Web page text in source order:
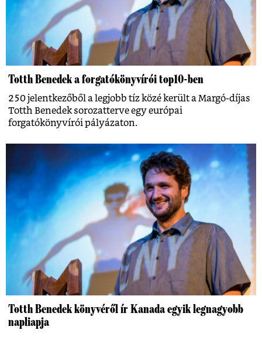
Totth Benedek a forgatókönyvírói top10-ben
250 jelentkezőből a legjobb tíz közé került a Margó-díjas
Totth Benedek sorozatterve egy európai
forgatókönyvírói pályázaton.
Totth Benedek könyvéről ír Kanada egyik legnagyobb
napliapja